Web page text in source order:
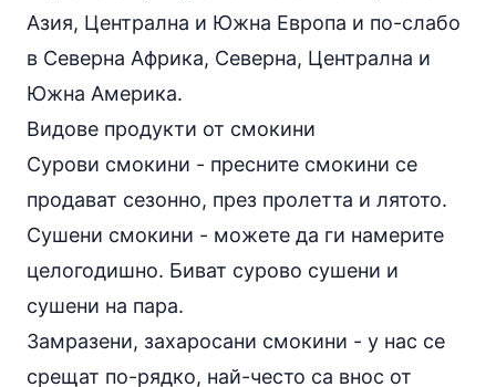
Азия, Централна и Южна Европа и по-слабо
в Северна Африка, Северна, Централна и
Южна Америка.
Видове продукти от смокини
Сурови смокини - пресните смокини се
продават сезонно, през пролетта и лятото.
Сушени смокини - можете да ги намерите
целогодишно. Биват сурово сушени и
сушени на пара.
Замразени, захаросани смокини - у нас се
срещат по-рядко, най-често са внос от